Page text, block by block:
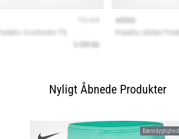
Nyligt Åbnede Produkter
Bæredygtighed